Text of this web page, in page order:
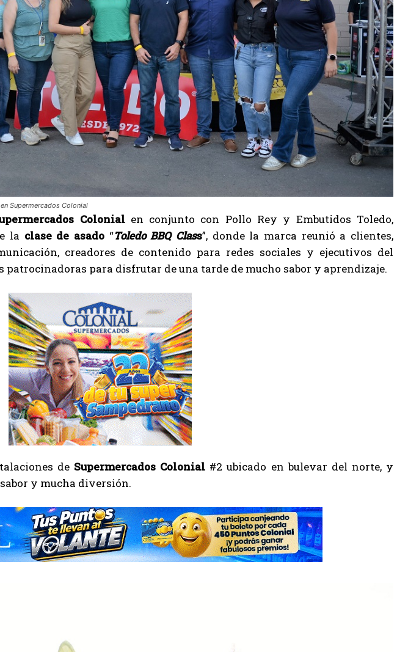
Supermercados Colonial
Colonialen conjunto con Pollo Rey y Embutidos Toledo,
la clase de asado “Toledo BBQ Class”, donde la marca reunió a clientes,
creadores de contenido para redes sociales y ejecutivos del
patrocinadoras para disfrutar de una tarde de mucho sabor y aprendizaje.
de Supermercados Colonial #2 ubicado en bulevar del norte, y
y mucha diversión.